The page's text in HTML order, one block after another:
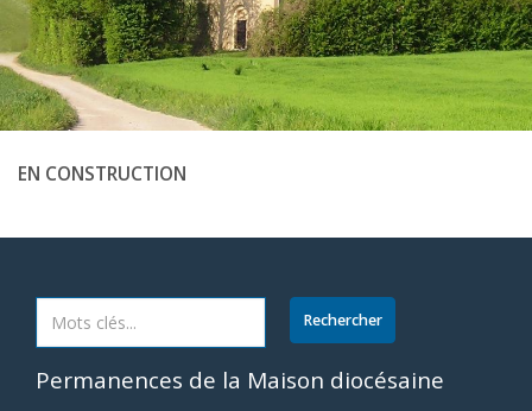
EN CONSTRUCTION
Permanences de la Maison diocésaine